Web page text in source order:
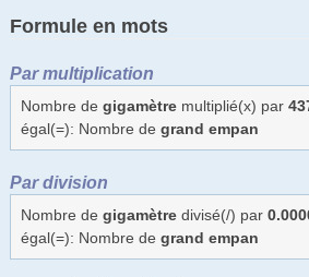
Formule en mots
Par multiplication
Nombre de gigamètremultiplié(x) par
égal(=): Nombre de grand empan
Par division
Nombre de gigamètredivisé(/) par
égal(=): Nombre de grand empan